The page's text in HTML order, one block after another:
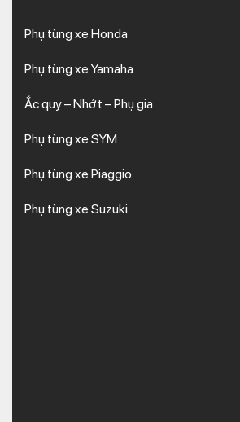
Phụ tùng xe Honda
Phụ tùng xe Yamaha
Ắc quy – Nhớt – Phụ gia
Phụ tùng xe SYM
Phụ tùng xe Piaggio
Phụ tùng xe Suzuki